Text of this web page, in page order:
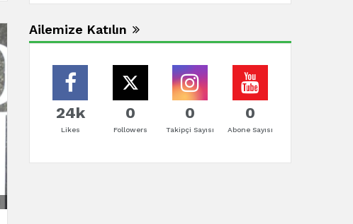
Ailemize Katılın
24k
Likes
0
Followers
0
Takipçi Sayısı
0
Abone Sayısı